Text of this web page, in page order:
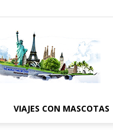
VIAJES CON MASCOTAS